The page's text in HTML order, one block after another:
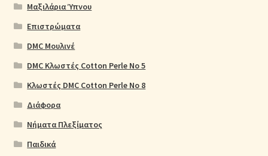
Μαξιλάρια Ύπνου
Επιστρώματα
DMC Μουλινέ
DMC Κλωστές Cotton Perle No 5
Κλωστές DMC Cotton Perle No 8
Διάφορα
Νήματα Πλεξίματος
Παιδικά